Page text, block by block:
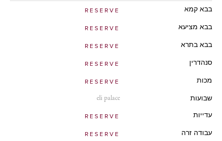
בבא קמא RESERVE
בבא מציעא RESERVE
בבא בתרא RESERVE
סנהדרין RESERVE
מכות RESERVE
שבועות eli palace
עדייות RESERVE
עבודה זרה RESERVE